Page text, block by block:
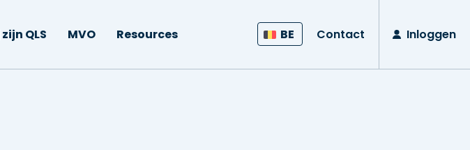
QLS MVO Resources BE Contact Inloggen